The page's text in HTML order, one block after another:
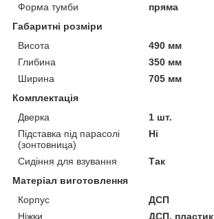
Форма тумби
пряма
Габаритні розміри
Висота
490 мм
Глибина
350 мм
Ширина
705 мм
Комплектація
Дверка
1 шт.
Підставка під парасолі
(зонтовница)
Ні
Сидіння для взування
Так
Матеріал виготовлення
Корпус
ДСП
Ніжки
ДСП, пластик